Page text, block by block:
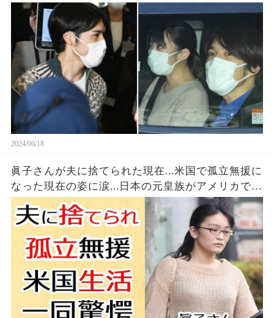
2024/06/18
眞子さんが夫に捨てられた現在...米国で孤立無援に
なった現在の姿に涙...日本の元皇族がアメリカで購
入した宅の価格で現在の職業に一同驚愕！